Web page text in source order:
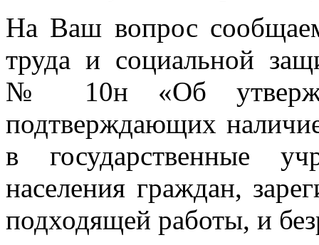
На Ваш вопрос
труда и социальной
№ 10н «Об
подтверждающих
в государственные
населения граждан,
подходящей работы, и